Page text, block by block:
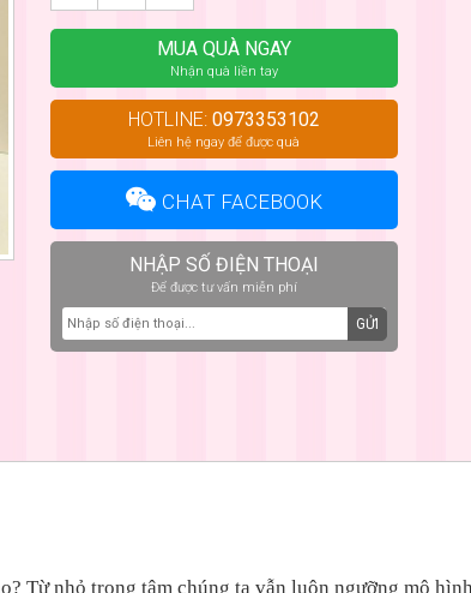
MUA QUÀ NGAY
Nhận quà liền tay
HOTLINE: 0973353102
Liên hệ ngay để được quà
CHAT FACEBOOK
NHẬP SỐ ĐIỆN THOẠI
Để được tư vấn miễn phí
GỬI
Từ nhỏ trong tâm chúng ta vẫn luôn ngưỡng mộ